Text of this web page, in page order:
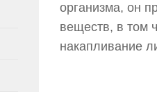
организма, он
веществ, в том
накапливание